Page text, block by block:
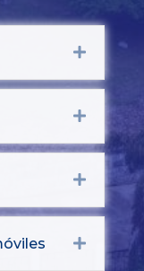
Expand
Expand
Expand
Expand